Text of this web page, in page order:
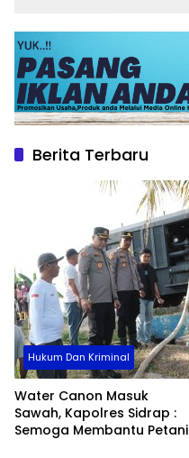
Berita Terbaru
Hukum Dan Kriminal
Water Canon Masuk
Sawah, Kapolres Sidrap :
Semoga Membantu Petani